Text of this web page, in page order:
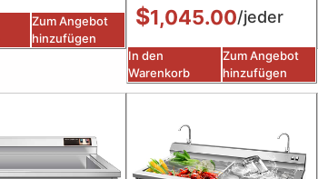
Zum Angebot
hinzufügen
$1,045.00/jeder
In den
Warenkorb
Zum Angebot
hinzufügen